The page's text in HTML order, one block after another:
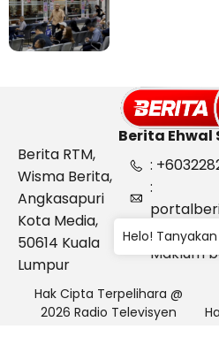
Berita Ehwal
Berita RTM,
Wisma Berita,
Angkasapuri
Kota Media,
50614 Kuala
Lumpur
:
:
: Aduan &
Maklum
Hak Cipta Terpelihara @
2026 Radio Televisyen
Helo!